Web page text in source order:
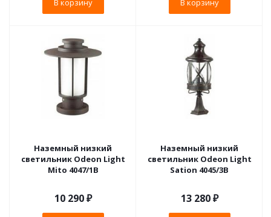
В корзину В корзину
Наземный низкий
светильник Odeon Light
Mito 4047/1B
10 290₽
Наземный низкий
светильник Odeon Light
Sation 4045/3B
13 280₽